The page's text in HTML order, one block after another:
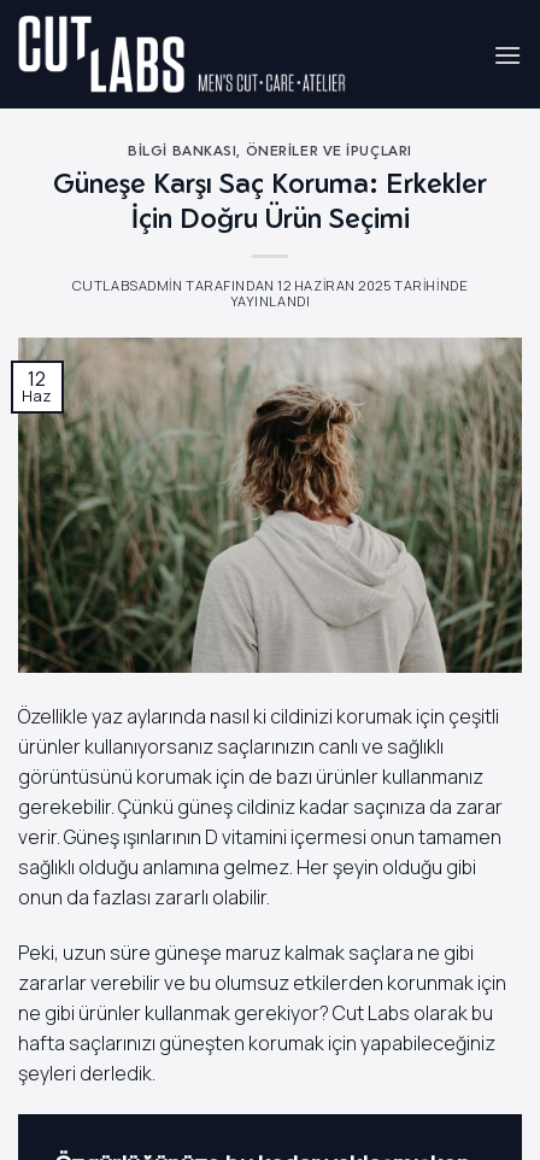
İçeriğe
BILGI BANKASI, ÖNERILER VE İPUÇLARI
Güneşe Karşı Saç Koruma: Erkekler
İçin Doğru Ürün Seçimi
CUTLABSADMIN TARAFINDAN 12 HAZIRAN 2025 TARIHINDE
YAYINLANDI
12
Haz
Özellikle yaz aylarında nasıl ki cildinizi korumak için çeşitli
ürünler kullanıyorsanız saçlarınızın canlı ve sağlıklı
görüntüsünü korumak için de bazı ürünler kullanmanız
gerekebilir. Çünkü güneş cildiniz kadar saçınıza da zarar
verir. Güneş ışınlarının D vitamini içermesi onun tamamen
sağlıklı olduğu anlamına gelmez. Her şeyin olduğu gibi
onun da fazlası zararlı olabilir.
Peki, uzun süre güneşe maruz kalmak saçlara ne gibi
zararlar verebilir ve bu olumsuz etkilerden korunmak için
ne gibi ürünler kullanmak gerekiyor? Cut Labs olarak bu
hafta saçlarınızı güneşten korumak için yapabileceğiniz
şeyleri derledik.